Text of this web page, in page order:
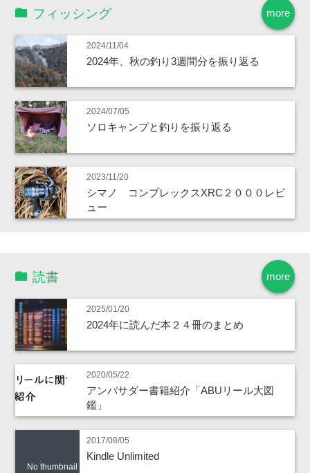
more
フィッシング
2024/11/04
2024年、秋の釣り3週間分を振り返る
2024/07/05
ソロキャンプと釣りを振り返る
2023/11/20
シマノ コンプレックスXRC２０００レビ
ュー
more
読書
2025/01/20
2024年に読んだ本２４冊のまとめ
2020/05/22
アンバサダー書籍紹介「ABUリール大図
鑑」
No thumbnail
2017/08/05
Kindle Unlimited